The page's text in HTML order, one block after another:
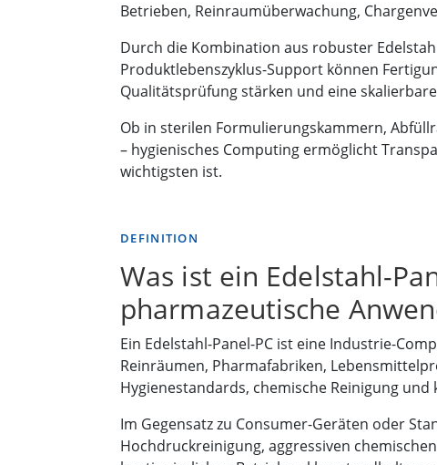
Betrieben, Reinraumüberwachung,
Durch die Kombination aus robuster
Produktlebenszyklus-Support können
Qualitätsprüfung stärken und eine
Ob in sterilen Formulierungskammern,
– hygienisches Computing ermöglicht
wichtigsten ist.
DEFINITION
Was ist ein Edelstahl-
pharmazeutische
Ein Edelstahl-Panel-PC ist eine Industrie-
Reinräumen, Pharmafabriken,
Hygienestandards, chemische Reinigung
Im Gegensatz zu Consumer-Geräten oder
Hochdruckreinigung, aggressiven